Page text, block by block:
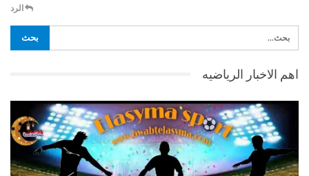
الرد
اهم الاخبار الرياضيه